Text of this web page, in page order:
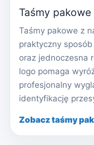
Taśmy
Taśmy pakowe z
praktyczny
oraz jednoczesna
logo pomaga
profesjonalny
identyfikację
Zobacz taśmy